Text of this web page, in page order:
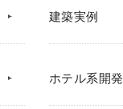
建築実例
ホテル系開